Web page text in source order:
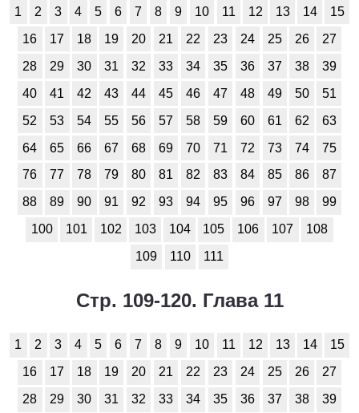
1 2 3 4 5 6 7 8 9 10 11 12 13 14
15
16
17 18 19 20 21 22 23 24 25 26
27
28
29 30 31 32 33 34 35 36 37 38
39
40
41 42 43 44 45 46 47 48 49 50
51
52
53 54 55 56 57 58 59 60 61 62
63
64
65 66 67 68 69 70 71 72 73 74
75
76
77 78 79 80 81 82 83 84 85 86
87
88
89 90 91 92 93 94 95 96 97 98
99
100
101 102 103 104 105 106 107
108
109
110 111
Стр. 109-120. Глава 11
1 2 3 4 5 6 7 8 9 10 11 12 13 14
15
16
17 18 19 20 21 22 23 24 25 26
27
28
29 30 31 32 33 34 35 36 37 38
39